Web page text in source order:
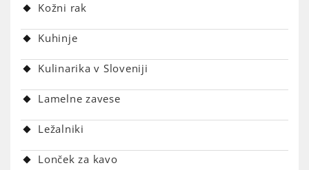
Kožni rak
Kuhinje
Kulinarika v Sloveniji
Lamelne zavese
Ležalniki
Lonček za kavo